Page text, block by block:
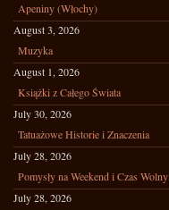
Apeniny (Włochy)
August 3, 2026
Muzyka
August 1, 2026
Książki z Całego Świata
July 30, 2026
Tatuażowe Historie i Znaczenia
July 28, 2026
Pomysły na Weekend i Czas Wolny
July 28, 2026